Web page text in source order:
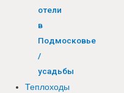
отели
в
Подмосковье
/
усадьбы
Теплоходы